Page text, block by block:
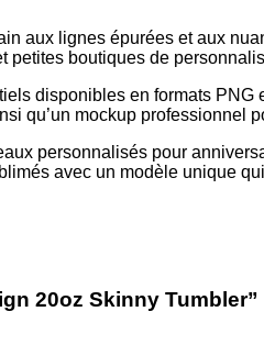
aux lignes épurées et aux
petites boutiques de
disponibles en formats
qu’un mockup professionnel
personnalisés pour
avec un modèle unique
20oz Skinny Tumbler”